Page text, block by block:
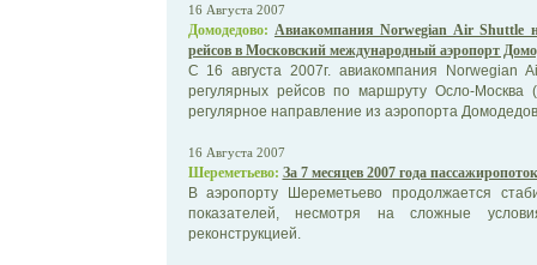
16 Августа 2007
Домодедово: Авиакомпания Norwegian Air Shuttle
рейсов в Московский международный аэропорт
С 16 августа 2007г. авиакомпания Norwegian
регулярных рейсов по маршруту Осло-Москва
регулярное направление из аэропорта
16 Августа 2007
Шереметьево: За 7 месяцев 2007 года
В аэропорту Шереметьево продолжается
показателей, несмотря на сложные
реконструкцией.